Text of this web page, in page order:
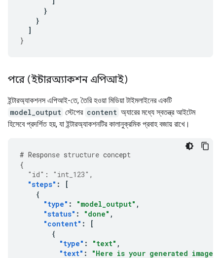
}
}
]
}
পরে (ইন্টারঅ্যাকশন এপিআই)
ইন্টারঅ্যাকশনস এপিআই-তে, তৈরি হওয়া মিডিয়া টাইমলাইনের একটি
model_output স্টেপের content অ্যারের মধ্যে স্বতন্ত্র আইটেম
হিসেবে প্রদর্শিত হয়, যা ইন্টারঅ্যাকশনটির কালানুক্রমিক প্রবাহ বজায় রাখে।
# Response structure concept
{
"id" : "int_123" ,
"steps" :
[
{
"type" : "model_output" ,
"status" : "done" ,
"content" :
[
{
"type" : "text" ,
"text" :
"Here is your generated image:"